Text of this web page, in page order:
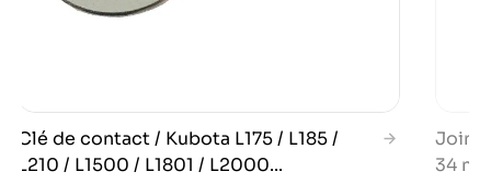
Clé de contact / Kubota L175 / L185 /
L210 / L1500 / L1801 / L2000...
Joint
34